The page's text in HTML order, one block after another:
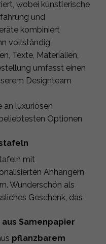
wobei künstlerische
und
kombiniert
vollständig
Texte, Materialien,
umfasst einen
Designteam
an luxuriösen
Optionen
mit
Anhängern
Wunderschön als
Geschenk, das
Samenpapier
pflanzbarem